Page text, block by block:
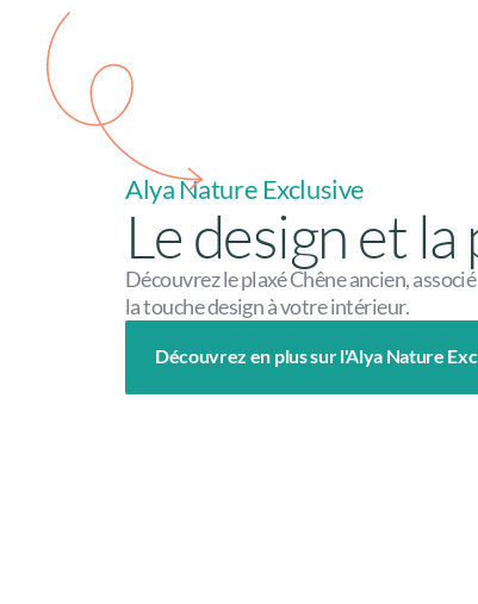
Alya Nature Exclusive
Le design et
Découvrez le plaxé Chêne ancien,
la touche design à votre intérieur.
Découvrez en plus sur l'Alya Nature